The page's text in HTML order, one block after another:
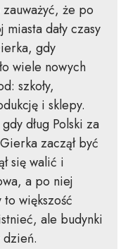
że po
dały czasy
gdy
wiele nowych
szkoły,
i sklepy.
dług Polski za
zaczął być
się walić i
a po niej
większość
ale budynki
dzień.